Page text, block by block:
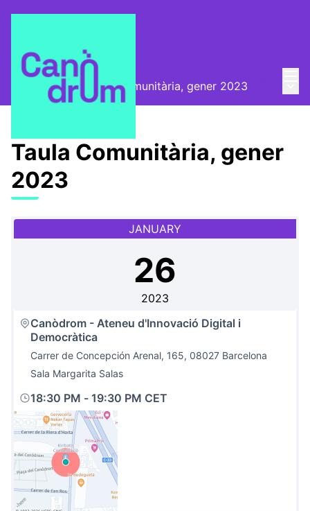
📅 Trobades / Taula Comunitària, gener 2023
Taula Comunitària, gener
2023
JANUARY
26
2023
Canòdrom - Ateneu d'Innovació Digital i
Democràtica
Carrer de Concepción Arenal, 165, 08027 Barcelona
Sala Margarita Salas
18:30 PM - 19:30 PM CET